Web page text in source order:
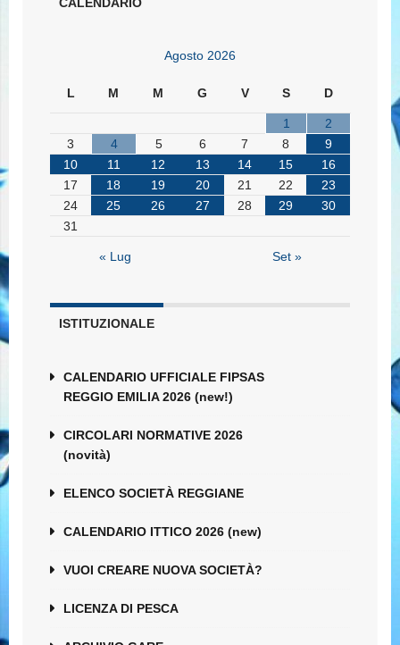
CALENDARIO
Agosto 2026
L M M G V S D
1
2
3
4 5 6 7 8
9
10
11 12 13 14 15
16
17
18 19 20 21 22
23
24
25 26 27 28 29
30
31
« Lug Set »
ISTITUZIONALE
CALENDARIO UFFICIALE FIPSAS
REGGIO EMILIA 2026 (new!)
CIRCOLARI NORMATIVE 2026
(novità)
ELENCO SOCIETÀ REGGIANE
CALENDARIO ITTICO 2026 (new)
VUOI CREARE NUOVA SOCIETÀ?
LICENZA DI PESCA